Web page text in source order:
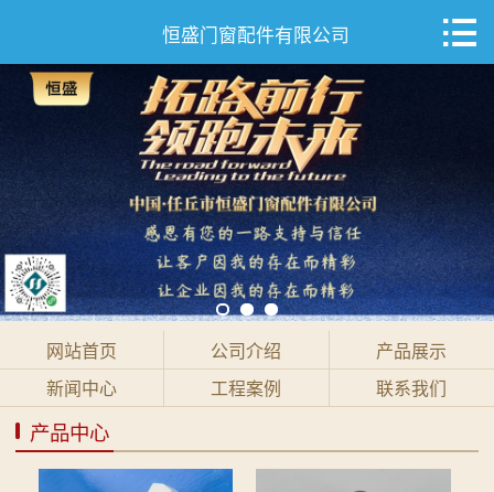
 网站首页
公司介绍
产品展示
新闻中心
工程案例
联系我们
恒盛门窗配件有限公司 
网站首页 公司介绍 产品展示
新闻中心 工程案例 联系我们
产品中心